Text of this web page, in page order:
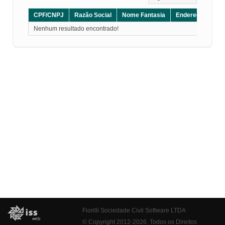
CPF/CNPJ Razão Social Nome Fantasia Endereço
Nenhum resultado encontrado!
Fiorilli Sociedade Civil Software LTDA
© Copyright 2012-2026. Todos os Direitos